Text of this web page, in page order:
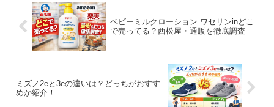
ベビーミルクローション ワセリンinどこ
で売ってる？西松屋・通販を徹底調査
ミズノ2eと3eの違いは？どっちがおすす
めか紹介！